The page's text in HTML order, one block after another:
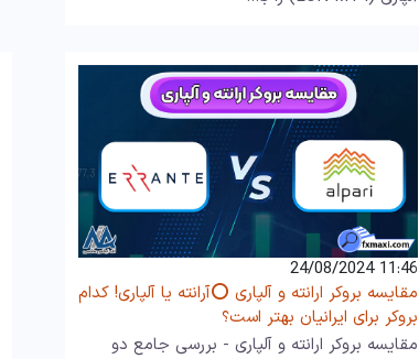
11:46 24/08/2024
مقایسه بروکر ارانته و آلپاری ⭕آرانته یا آلپاری! کدام
بروکر برای ایرانیان بهتر است؟
مقایسه بروکر ارانته و آلپاری - بررسی جامع دو